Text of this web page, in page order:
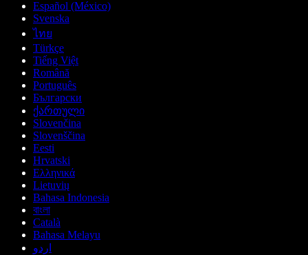
Español (México)
Svenska
ไทย
Türkçe
Tiếng Việt
Română
Português
Български
ქართული
Slovenčina
Slovenščina
Eesti
Hrvatski
Ελληνικά
Lietuvių
Bahasa Indonesia
বাংলা
Català
Bahasa Melayu
اردو